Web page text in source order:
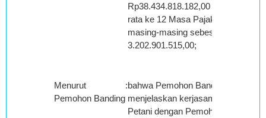
Rp38.434.818.182,00 dibagi
rata ke 12 Masa Pajak
masing-masing sebesar Rp
3.202.901.515,00;
Menurut
Pemohon Banding
:bahwa Pemohon Banding
menjelaskan kerjasama
Petani dengan Pemohon